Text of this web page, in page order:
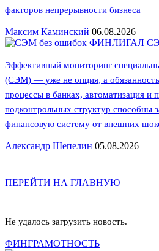
факторов непрерывности бизнеса
Максим Каминский 06.08.2026
ФИНЛИГАЛ
Эффективный мониторинг
(СЭМ) — уже не опция, а
процессы в банках, автоматизация и
подконтрольных структур способны
финансовую систему от внешних
Александр Шепелин 05.08.2026
ПЕРЕЙТИ НА ГЛАВНУЮ
Не удалось загрузить новость.
ФИНГРАМОТНОСТЬ